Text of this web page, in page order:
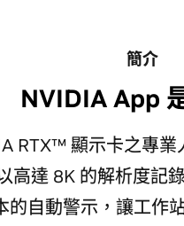
簡介
NVIDIA App
RTX™ 顯示卡之專業
高達 8K 的解析度記
的自動警示，讓工作